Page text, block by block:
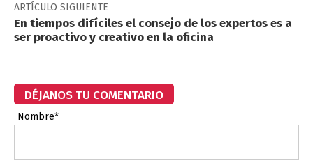
ARTÍCULO SIGUIENTE
En tiempos difíciles el consejo de los expertos es a
ser proactivo y creativo en la oficina
DÉJANOS TU COMENTARIO
Nombre*